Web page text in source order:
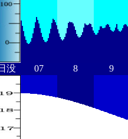
没 07 8 9